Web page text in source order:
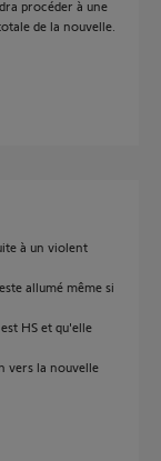
procéder à une
de la nouvelle.
à un violent
allumé même si
HS et qu'elle
vers la nouvelle